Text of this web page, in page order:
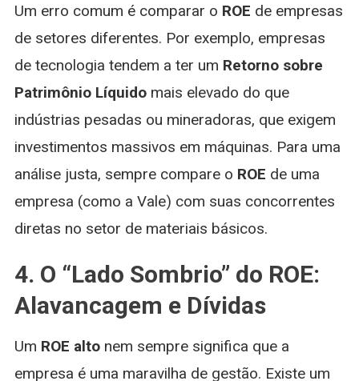
Um erro comum é comparar o ROE de empresas
de setores diferentes. Por exemplo, empresas
de tecnologia tendem a ter um Retorno sobre
Patrimônio Líquidomais elevado do que
indústrias pesadas ou mineradoras, que exigem
investimentos massivos em máquinas. Para uma
análise justa, sempre compare o ROE de uma
empresa (como a Vale) com suas concorrentes
diretas no setor de materiais básicos.
4. O “Lado Sombrio” do ROE:
Alavancagem e Dívidas
Um ROE altonem sempre significa que a
empresa é uma maravilha de gestão. Existe um